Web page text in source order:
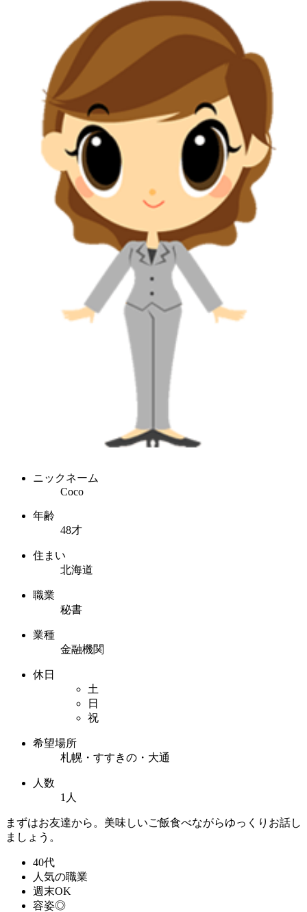
ニックネーム
Coco
年齢
48才
住まい
北海道
職業
秘書
業種
金融機関
休日
土
日
祝
希望場所
札幌・すすきの・大通
人数
1人
まずはお友達から。美味しいご飯食べながらゆっくりお話し
ましょう。
40代
人気の職業
週末OK
容姿◎